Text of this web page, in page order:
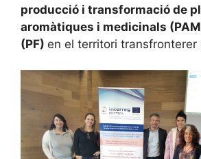
producció i transformació de
aromàtiques i medicinals
(PF) en el territori transfronterer